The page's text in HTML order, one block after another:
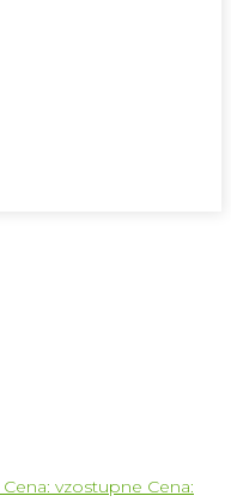
Cena: vzostupne Cena: